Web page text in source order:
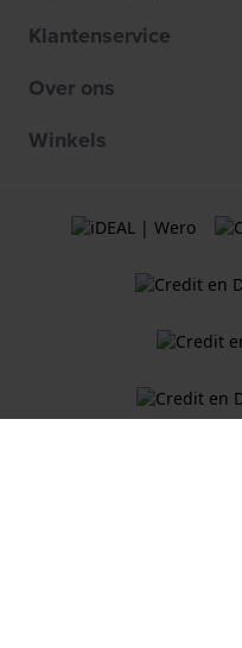
Klantenservice
Over ons
Winkels